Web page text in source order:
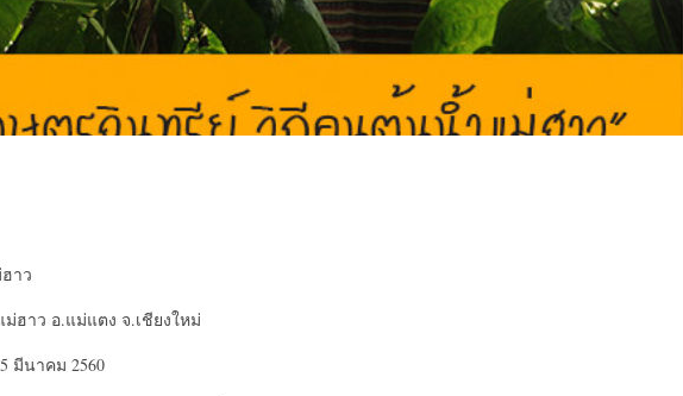
าว
ฮาว อ.แม่แตง จ.เชียงใหม่
มีนาคม 2560